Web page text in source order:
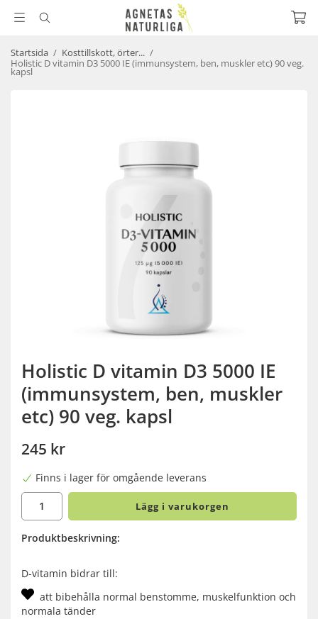
Startsida / Kosttillskott, örter... /
Holistic D vitamin D3 5000 IE (immunsystem, ben, muskler etc) 90 veg.
kapsl
Holistic D vitamin D3 5000 IE
(immunsystem, ben, muskler
etc) 90 veg. kapsl
245 kr
Finns i lager för omgående leverans
Lägg i varukorgen
Produktbeskrivning:
D-vitamin bidrar till:
att bibehålla normal benstomme, muskelfunktion och
normala tänder